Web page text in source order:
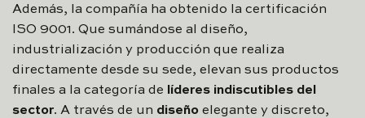
Además, la compañía ha obtenido la certificación
ISO 9001. Que sumándose al diseño,
industrialización y producción que realiza
directamente desde su sede, elevan sus productos
finales a la categoría de
líderes indiscutibles del
sector. A través de un diseño elegante y discreto,